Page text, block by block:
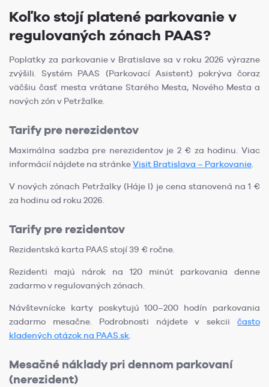
Koľko stojí platené parkovanie v
regulovaných zónach PAAS?
Poplatky za parkovanie v Bratislave sa v roku 2026 výrazne
zvýšili. Systém PAAS (Parkovací Asistent) pokrýva čoraz
väčšiu časť mesta vrátane Starého Mesta, Nového Mesta a
nových zón v Petržalke.
Tarify pre nerezidentov
Maximálna sadzba pre nerezidentov je 2 € za hodinu. Viac
informácií nájdete na stránkeVisit Bratislava – Parkovanie
V nových zónach Petržalky (Háje I) je cena stanovená na 1 €
za hodinu od roku 2026.
Tarify pre rezidentov
Rezidentská karta PAAS stojí 39 € ročne.
Rezidenti majú nárok na 120 minút parkovania denne
zadarmo v regulovaných zónach.
Návštevnícke karty poskytujú 100–200 hodín parkovania
zadarmo mesačne. Podrobnosti nájdete v sekcii často
kladených otázok na PAAS.sk
Mesačné náklady pri dennom parkovaní
(nerezident)